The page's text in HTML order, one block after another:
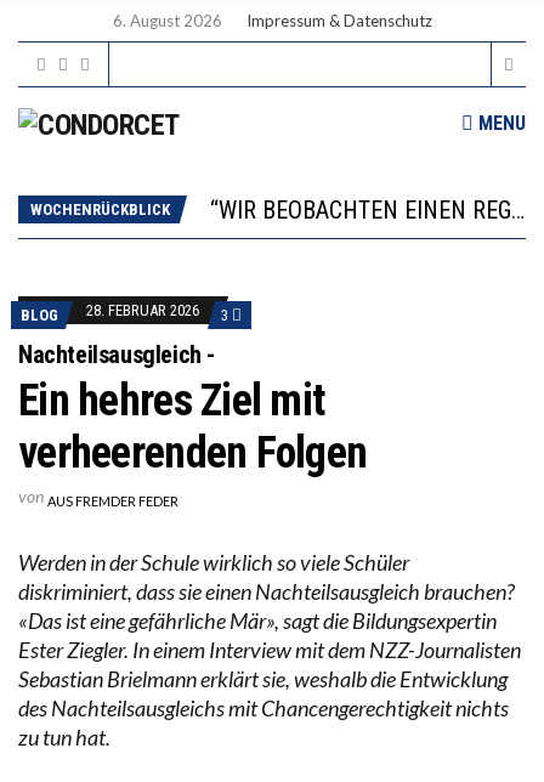
6. August 2026 Impressum & Datenschutz
MENU
WOCHENRÜCKBLICK
ICH WILL MEHR EVIDENZ UND WILL WISSEN, WAS ALL DIE INVESTITIONEN BRINGEN
DIE VERSTÄRKTE HARMONISIERUNG IM SCHULWESEN VERRINGERT DAS INNOVATIONSPOTENZIAL
2’529 UNTERSCHRIFTEN FÜR «KEINE DIGITALEN GERÄTE IN DEN ERSTEN VIER PRIMARSCHULJAHREN» EINGEREICHT
BLOG 28. FEBRUAR 2026 3
Nachteilsausgleich -
Ein hehres Ziel mit
verheerenden Folgen
von AUS FREMDER FEDER
Werden in der Schule wirklich so viele Schüler
diskriminiert, dass sie einen Nachteilsausgleich brauchen?
«Das ist eine gefährliche Mär», sagt die Bildungsexpertin
Ester Ziegler. In einem Interview mit dem NZZ-Journalisten
Sebastian Brielmann erklärt sie, weshalb die Entwicklung
des Nachteilsausgleichs mit Chancengerechtigkeit nichts
zu tun hat.